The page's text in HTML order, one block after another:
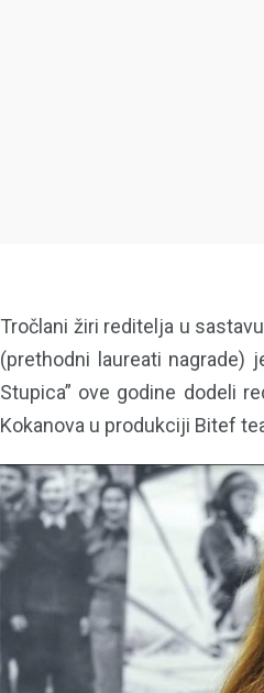
Tročlani žiri reditelja u
(prethodni laureati nagrade)
Stupica” ove godine dodeli
Kokanova u produkciji Bitef